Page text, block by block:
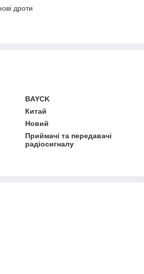
дроти
BAYCK
Китай
Новий
Приймачі та передавачі
радіосигналу